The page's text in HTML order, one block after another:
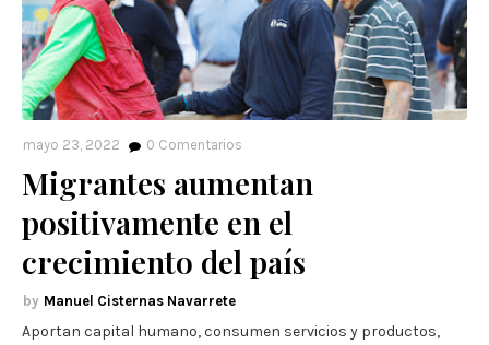
mayo 23, 2022 0 Comentarios
Migrantes aumentan
positivamente en el
crecimiento del país
Manuel Cisternas Navarrete
Aportan capital humano, consumen servicios y productos,